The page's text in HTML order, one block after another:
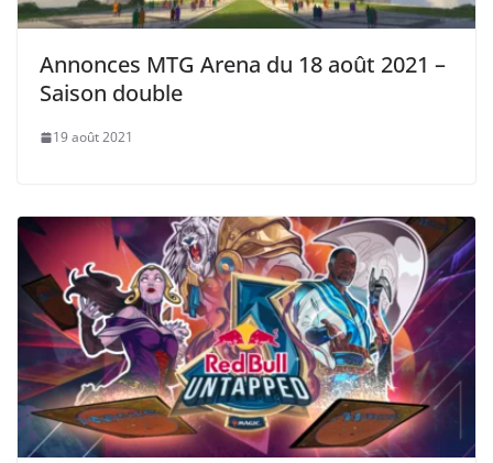
Annonces MTG Arena du 18 août 2021 –
Saison double
19 août 2021